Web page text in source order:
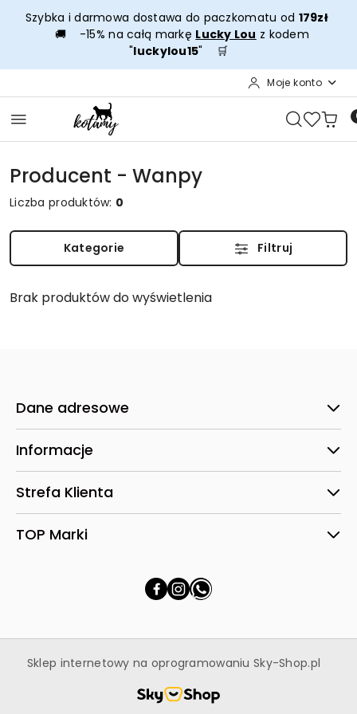
Przejdź do treści głównej
Przejdź do wyszukiwarki
Przejdź do moje konto
Przejdź do menu głównego
Przejdź do stopki
Szybka i darmowa dostawa do paczkomatu od 179zł
🚚 -15% na całą markę Lucky Lou z kodem
"luckylou15" 🛒
Moje konto
Producent - Wanpy
Liczba produktów: 0
Kategorie Filtruj
Brak produktów do wyświetlenia
Dane adresowe
Informacje
Strefa Klienta
TOP Marki
Sklep internetowy na oprogramowaniu Sky-Shop.pl